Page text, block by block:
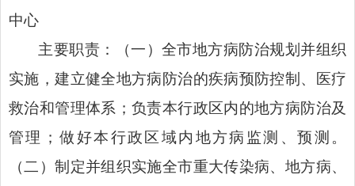
中心
主要职责：（一）全市地方病防治规划并组织
实施，建立健全地方病防治的疾病预防控制、医疗
救治和管理体系；负责本行政区内的地方病防治及
管理；做好本行政区域内地方病监测、预测。
（二）制定并组织实施全市重大传染病、地方病、